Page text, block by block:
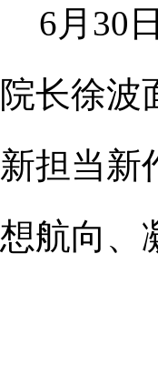
6月30
院长徐波
新担当新
想航向、